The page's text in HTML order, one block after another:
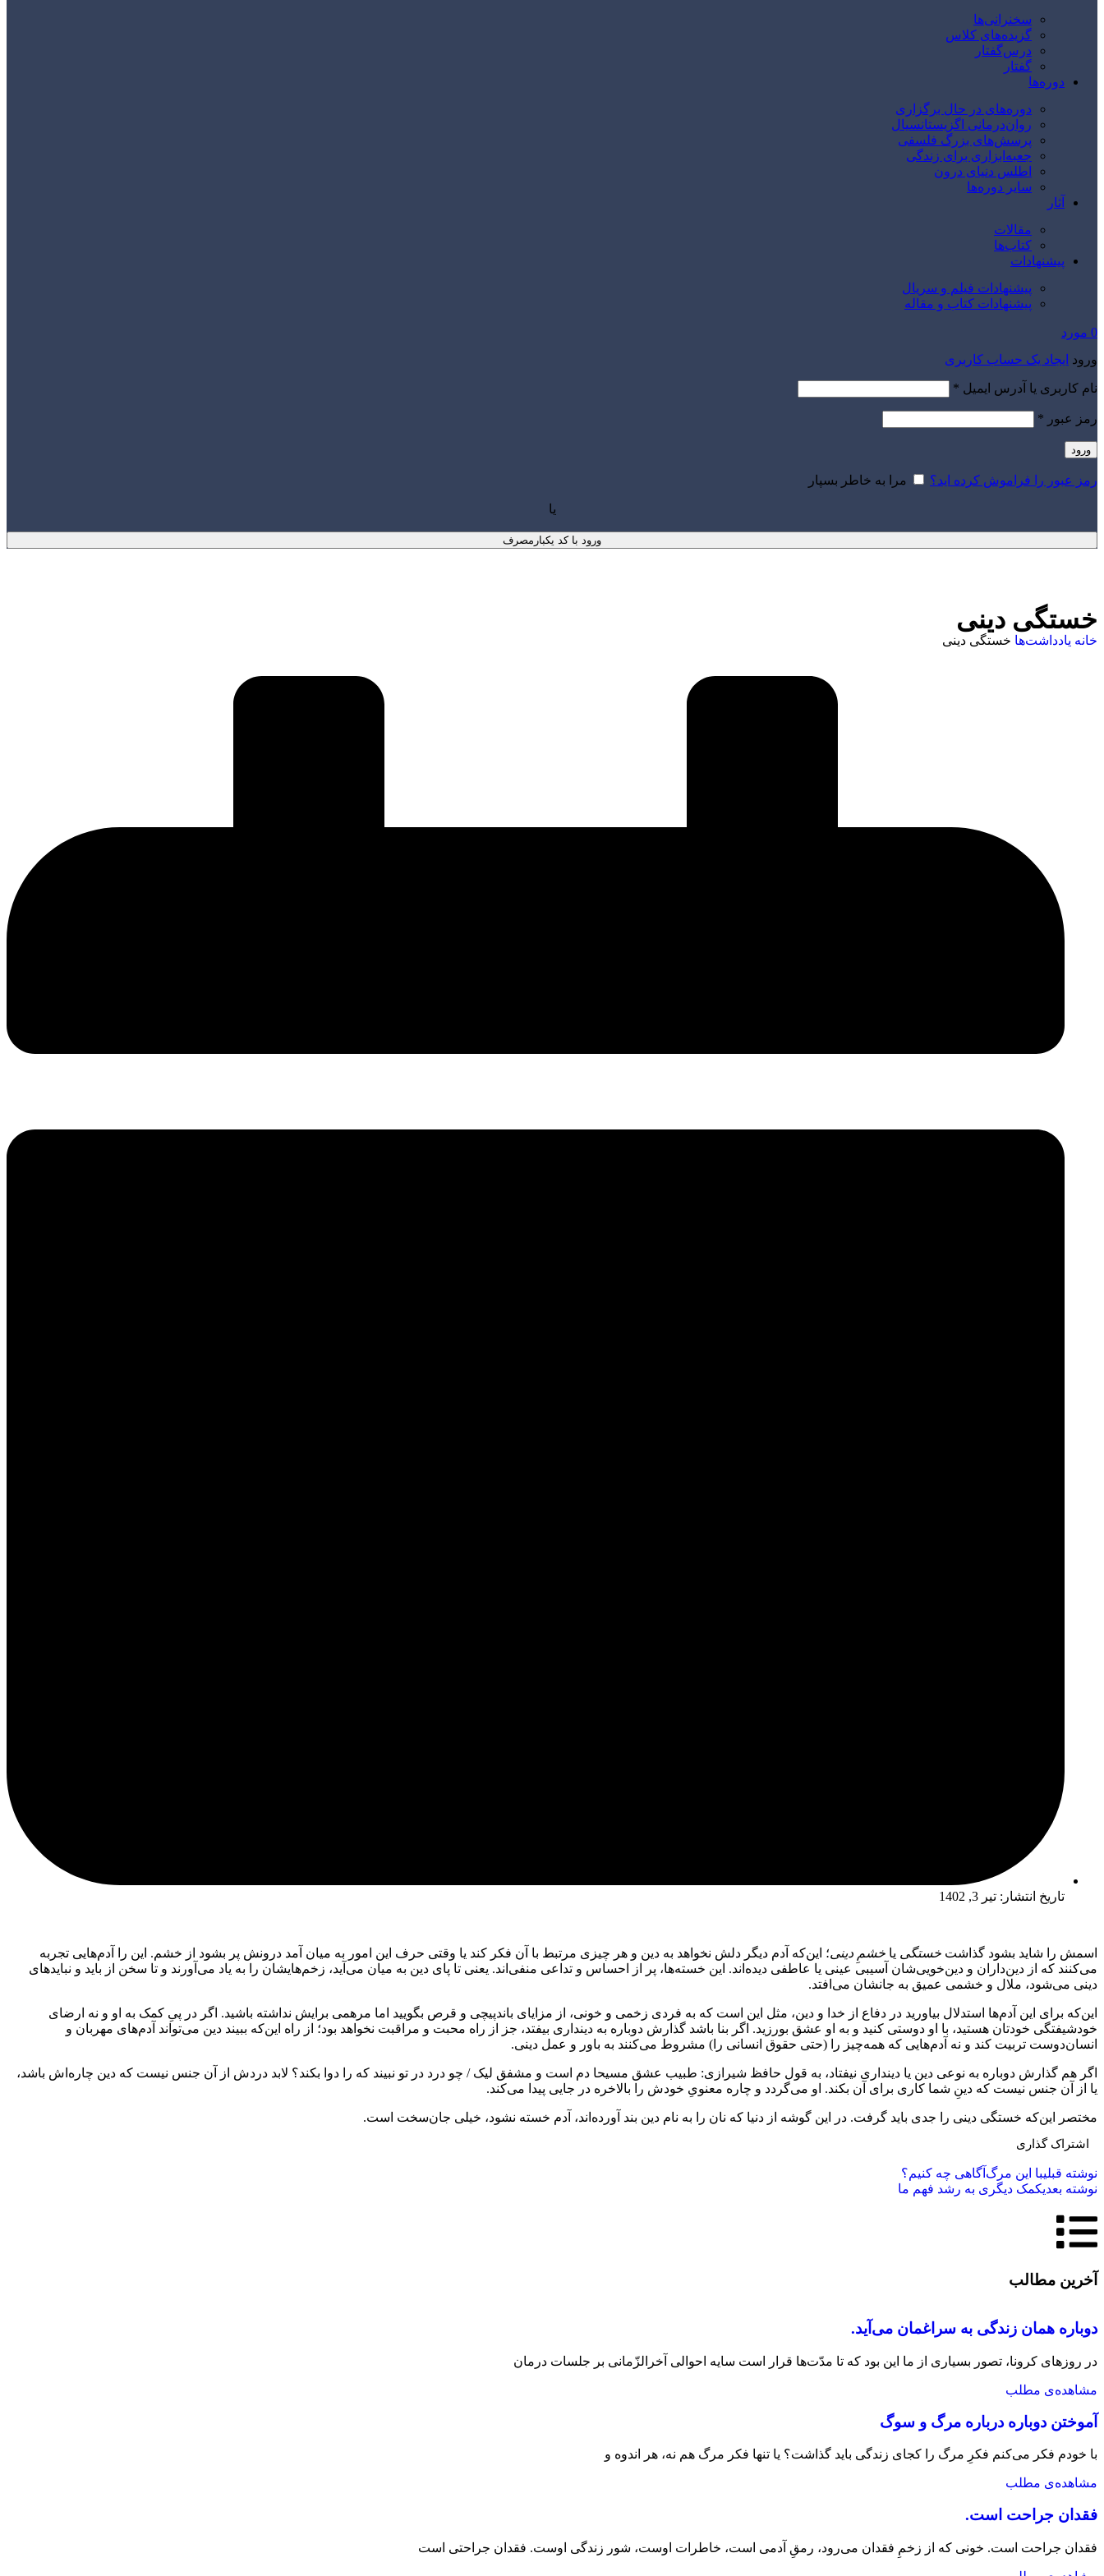
سخنرانی‌ها
گزیده‌های کلاس
درس‌گفتار
گفتار
دوره‌ها
دوره‌های در حال برگزاری
روان‌درمانی اگزیستانسیال
پرسش‌های بزرگ فلسفی
جعبه‌ابزاری برای زندگی
اطلس دنیای درون
سایر دوره‌ها
آثار
مقالات
کتاب‌ها
پیشنهادات
پیشنهادات فیلم و سریال
پیشنهادات کتاب و مقاله
0 مورد
ورود ایجاد یک حساب کاربری
نام کاربری یا آدرس ایمیل *
رمز عبور *
ورود
رمز عبور را فراموش کرده اید؟ مرا به خاطر بسپار
یا
ورود با کد یکبارمصرف
خستگی دینی
خانه یادداشت‌ها خستگی دینی
تاریخ انتشار: تیر 3, 1402
اسمش را شاید بشود گذاشت خستگی یا خشمِ دینی؛ این‌که آدم دیگر دلش نخواهد به دین و هر چیزی مرتبط با آن فکر کند یا وقتی حرف این امور به میان آمد درونش پر بشود از خشم. این را آدم‌هایی تجربه
می‌کنند که از دین‌داران و دین‌خویی‌شان آسیبی عینی یا عاطفی دیده‌اند. این خسته‌ها، پر از احساس و تداعی منفی‌اند. یعنی تا پای دین به میان می‌آید، زخم‌هایشان را به یاد می‌آورند و تا سخن از باید و نبایدهای
دینی می‌شود، ملال و خشمی عمیق به جانشان می‌افتد.
این‌که برای این آدم‌ها استدلال بیاورید در دفاع از خدا و دین، مثل این است که به فردی زخمی و خونی، از مزایای باندپیچی و قرص بگویید اما مرهمی برایش نداشته باشید. اگر در پیِ کمک به او و نه ارضای
خودشیفتگی خودتان هستید، با او دوستی کنید و به او عشق بورزید. اگر بنا باشد گذارش دوباره به دینداری بیفتد، جز از راه محبت و مراقبت نخواهد بود؛ از راه این‌که ببیند دین می‌تواند آدم‌های مهربان و
انسان‌دوست تربیت کند و نه آدم‌هایی که همه‌چیز را (حتی حقوق انسانی را) مشروط می‌کنند به باور و عمل دینی.
اگر هم گذارش دوباره به نوعی دین یا دینداری نیفتاد، به قول حافظ شیرازی: طبیب عشق مسیحا دم است و مشفق لیک / چو درد در تو نبیند که را دوا بکند؟ لابد دردش از آن جنس نیست که دین چاره‌اش باشد،
یا از آن جنس نیست که دینِ شما کاری برای آن بکند. او می‌گردد و چاره معنویِ خودش را بالاخره در جایی پیدا می‌کند.
مختصر این‌که خستگی دینی را جدی باید گرفت. در این گوشه از دنیا که نان را به نام دین بند آورده‌اند، آدم خسته نشود، خیلی جان‌سخت است.
اشتراک گذاری
نوشته قبلیبا این مرگ‌آگاهی چه کنیم؟
نوشته بعدیکمک دیگری به رشد فهم ما
آخرین مطالب
دوباره همان زندگی به سراغمان می‌آید.
در روزهای کرونا، تصور بسیاری از ما این بود که تا مدّت‌ها قرار است سایه احوالی آخرالزّمانی بر جلسات درمان
مشاهده‌ی مطلب
آموختن دوباره درباره مرگ و سوگ
با خودم فکر می‌کنم فکرِ مرگ را کجای زندگی باید گذاشت؟ یا تنها فکر مرگ هم نه، هر اندوه و
مشاهده‌ی مطلب
فقدان جراحت است.
فقدان جراحت است. خونی که از زخمِ فقدان می‌رود، رمقِ آدمی است، خاطرات اوست، شور زندگی اوست. فقدان جراحتی است